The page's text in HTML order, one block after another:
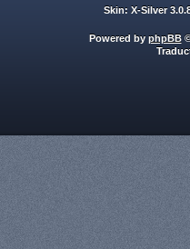
Skin: X-Silver
Powered by phpBB©